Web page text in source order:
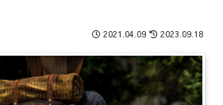
2021.04.09 2023.09.18